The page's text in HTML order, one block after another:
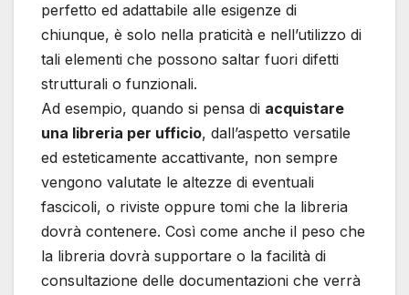
perfetto ed adattabile alle esigenze di
chiunque, è solo nella praticità e nell’utilizzo di
tali elementi che possono saltar fuori difetti
strutturali o funzionali.
Ad esempio, quando si pensa di acquistare
una libreria per ufficio, dall’aspetto versatile
ed esteticamente accattivante, non sempre
vengono valutate le altezze di eventuali
fascicoli, o riviste oppure tomi che la libreria
dovrà contenere. Così come anche il peso che
la libreria dovrà supportare o la facilità di
consultazione delle documentazioni che verrà